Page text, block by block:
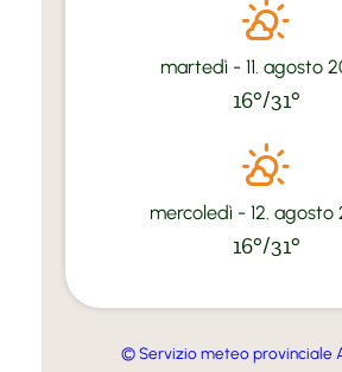
martedì - 11. agosto
16°/31°
mercoledì - 12. agosto
16°/31°
© Servizio meteo provinciale